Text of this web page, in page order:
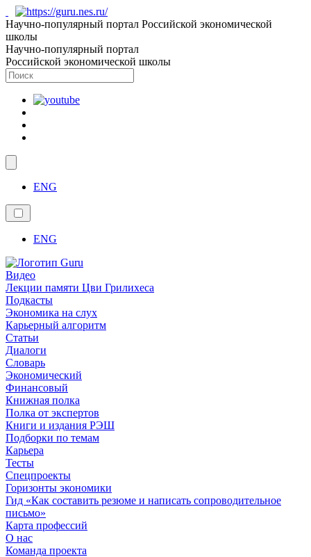
Научно-популярный портал Российской экономической
школы
Научно-популярный портал
Российской экономической школы
ENG
ENG
Видео
Лекции памяти Цви Грилихеса
Подкасты
Экономика на слух
Карьерный алгоритм
Статьи
Диалоги
Словарь
Экономический
Финансовый
Книжная полка
Полка от экспертов
Книги и издания РЭШ
Подборки по темам
Карьера
Тесты
Спецпроекты
Горизонты экономики
Гид «Как составить резюме и написать сопроводительное
письмо»
Карта профессий
О наc
Команда проекта